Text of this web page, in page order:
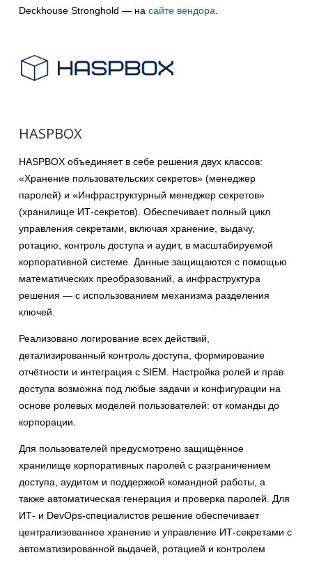
Deckhouse Stronghold — на сайте вендора
HASPBOX
HASPBOX объединяет в себе решения двух классов:
«Хранение пользовательских секретов» (менеджер
паролей) и «Инфраструктурный менеджер секретов»
(хранилище ИТ-секретов). Обеспечивает полный цикл
управления секретами, включая хранение, выдачу,
ротацию, контроль доступа и аудит, в масштабируемой
корпоративной системе. Данные защищаются с помощью
математических преобразований, а инфраструктура
решения — с использованием механизма разделения
ключей.
Реализовано логирование всех действий,
детализированный контроль доступа, формирование
отчётности и интеграция с SIEM. Настройка ролей и прав
доступа возможна под любые задачи и конфигурации на
основе ролевых моделей пользователей: от команды до
корпорации.
Для пользователей предусмотрено защищённое
хранилище корпоративных паролей с разграничением
доступа, аудитом и поддержкой командной работы, а
также автоматическая генерация и проверка паролей. Для
ИТ- и DevOps-специалистов решение обеспечивает
централизованное хранение и управление ИТ-секретами с
автоматизированной выдачей, ротацией и контролем